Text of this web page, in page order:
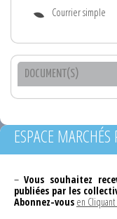
Courrier simple
DOCUMENT(S)
ESPACE MARCHÉS
– Vous souhaitez
publiées par les
Abonnez-vous en